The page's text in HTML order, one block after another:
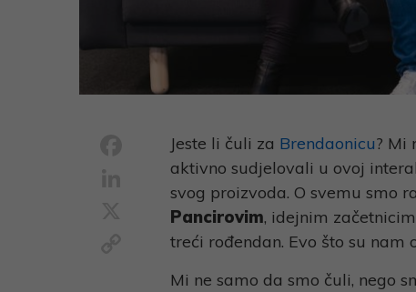
Facebook
LinkedIn
Copy
Link
Jeste li čuli za Brendaonicu? Mi
aktivno sudjelovali u ovoj
svog proizvoda. O svemu smo
Pancirovim, idejnim
treći rođendan. Evo što su nam
Mi ne samo da smo čuli, nego